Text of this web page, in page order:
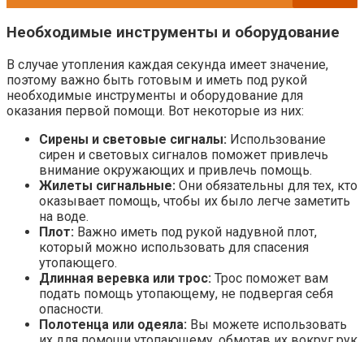
Необходимые инструменты и оборудование
В случае утопления каждая секунда имеет значение,
поэтому важно быть готовым и иметь под рукой
необходимые инструменты и оборудование для
оказания первой помощи. Вот некоторые из них:
Сирены и световые сигналы: Использование
сирен и световых сигналов поможет привлечь
внимание окружающих и привлечь помощь.
Жилеты сигнальные: Они обязательны для тех, кто
оказывает помощь, чтобы их было легче заметить
на воде.
Плот: Важно иметь под рукой надувной плот,
который можно использовать для спасения
утопающего.
Длинная веревка или трос: Трос поможет вам
подать помощь утопающему, не подвергая себя
опасности.
Полотенца или одеяла: Вы можете использовать